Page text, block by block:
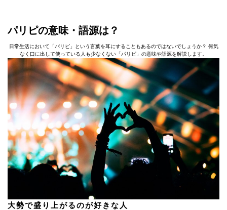
パリピの意味・語源は？
日常生活において「パリピ」という言葉を耳にすることもあるのではないでしょうか？ 何気
なく口に出して使っている人も少なくない「パリピ」の意味や語源を解説します。
大勢で盛り上がるのが好きな人